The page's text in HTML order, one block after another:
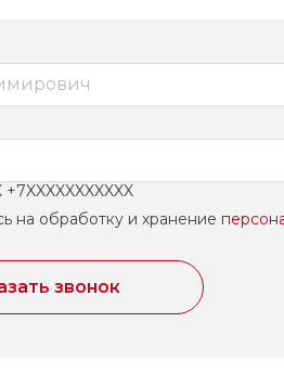
+7XXXXXXXXXXX
на обработку и хранение
звонок